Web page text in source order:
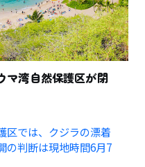
マ湾自然保護区が閉
区では、クジラの漂着
の判断は現地時間6月7